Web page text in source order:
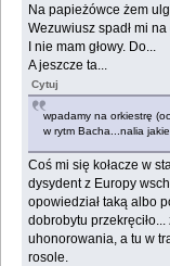
Na papieżówce żem
Wezuwiusz spadł mi na
I nie mam głowy. Do...
A jeszcze ta...
Cytuj
wpadamy na orkiestrę
w rytm Bacha...nalia
Coś mi się kołacze w
dysydent z Europy
opowiedział taką albo
dobrobytu
uhonorowania, a tu w
rosole.